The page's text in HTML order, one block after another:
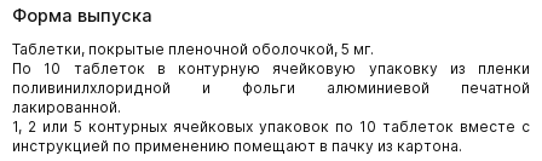
Форма выпуска
Таблетки, покрытые пленочной оболочкой, 5 мг.
По 10 таблеток в контурную ячейковую упаковку из пленки
поливинилхлоридной и фольги алюминиевой печатной
лакированной.
1, 2 или 5 контурных ячейковых упаковок по 10 таблеток вместе с
инструкцией по применению помещают в пачку из картона.